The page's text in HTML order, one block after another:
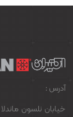
آدرس :
خیابان نلسون